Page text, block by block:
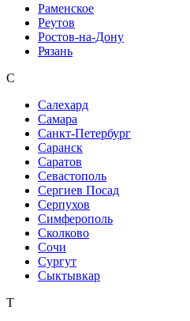
Раменское
Реутов
Ростов-на-Дону
Рязань
С
Салехард
Самара
Санкт-Петербург
Саранск
Саратов
Севастополь
Сергиев Посад
Серпухов
Симферополь
Сколково
Сочи
Сургут
Сыктывкар
Т